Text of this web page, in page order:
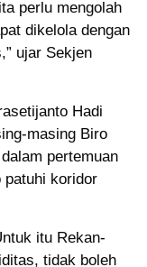
perlu mengolah
dikelola dengan
ujar Sekjen
Hadi
masing Biro
pertemuan
patuhi koridor
itu Rekan-
tidak boleh